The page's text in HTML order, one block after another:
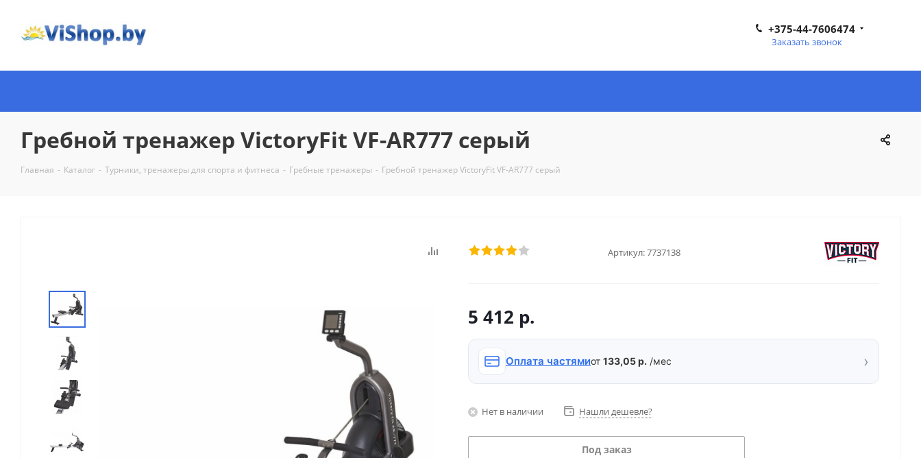
+375-44-7606474
Заказать звонок
Гребной тренажер VictoryFit VF-AR777 серый
Главная - Каталог - Турники, тренажеры для спорта и фитнеса - Гребные тренажеры - Гребной тренажер VictoryFit VF-AR777 серый
Артикул:7737138
5 412 р.
Оплата частямиот 133,05 р. /мес ›
Нет в наличии Нашли дешевле?
Под заказ